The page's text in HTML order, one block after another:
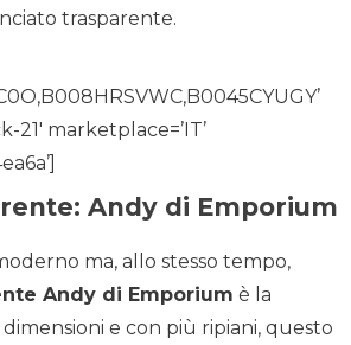
trasparente.
marketplace=’IT’
Andy di Emporium
ma, allo stesso tempo,
Andy di Emporium è la
e con più ripiani, questo